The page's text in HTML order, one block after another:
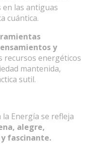
en las antiguas
cuántica.
y
recursos energéticos
mantenida,
sutil.
Energía se refleja
alegre,
fascinante.